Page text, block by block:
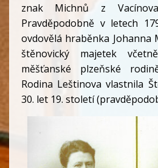
znak Michnů z
Pravděpodobně v letech
ovdovělá hraběnka Johanna
štěnovický majetek
měšťanské plzeňské
Rodina Leštinova vlastnila
30. let 19. století